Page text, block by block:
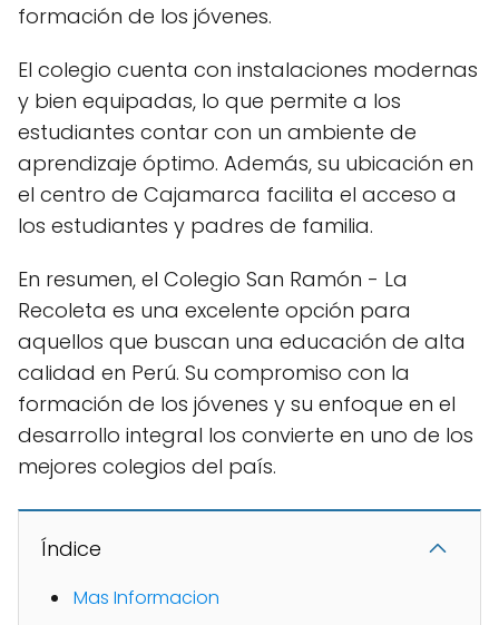
formación de los jóvenes.
El colegio cuenta con instalaciones modernas
y bien equipadas, lo que permite a los
estudiantes contar con un ambiente de
aprendizaje óptimo. Además, su ubicación en
el centro de Cajamarca facilita el acceso a
los estudiantes y padres de familia.
En resumen, el Colegio San Ramón - La
Recoleta es una excelente opción para
aquellos que buscan una educación de alta
calidad en Perú. Su compromiso con la
formación de los jóvenes y su enfoque en el
desarrollo integral los convierte en uno de los
mejores colegios del país.
Índice
Mas Informacion